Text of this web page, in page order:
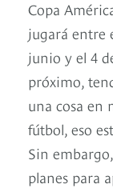
Copa
jugará entre
junio y el 4
próximo,
una cosa en
fútbol, eso
Sin
planes para